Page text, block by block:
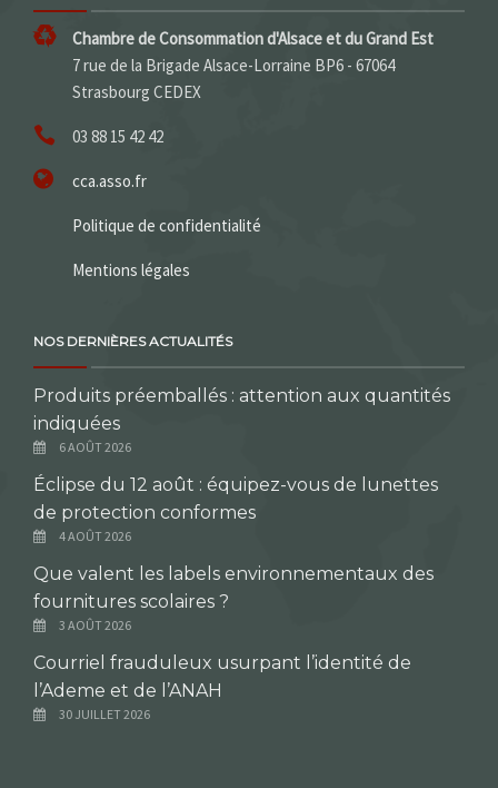
Chambre de Consommation d'Alsace et du Grand Est
7 rue de la Brigade Alsace-Lorraine BP6 - 67064
Strasbourg CEDEX
03 88 15 42 42
cca.asso.fr
Politique de confidentialité
Mentions légales
NOS DERNIÈRES ACTUALITÉS
Produits préemballés : attention aux quantités
indiquées
6 AOÛT 2026
Éclipse du 12 août : équipez-vous de lunettes
de protection conformes
4 AOÛT 2026
Que valent les labels environnementaux des
fournitures scolaires ?
3 AOÛT 2026
Courriel frauduleux usurpant l’identité de
l’Ademe et de l’ANAH
30 JUILLET 2026